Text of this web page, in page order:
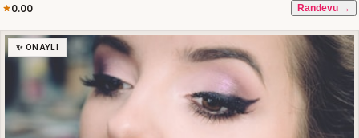
0.00 Randevu →
✨ ONAYLI